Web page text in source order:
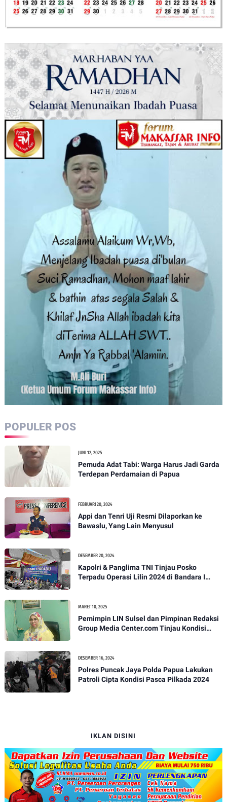
POPULER POS
JUNI 12, 2025
Pemuda Adat Tabi: Warga Harus Jadi Garda
Terdepan Perdamaian di Papua
FEBRUARI 20, 2024
Appi dan Tenri Uji Resmi Dilaporkan ke
Bawaslu, Yang Lain Menyusul
DESEMBER 20, 2024
Kapolri & Panglima TNI Tinjau Posko
Terpadu Operasi Lilin 2024 di Bandara I
MARET 10, 2025
Pemimpin LIN Sulsel dan Pimpinan Redaksi
Group Media Center.com Tinjau Kondisi
DESEMBER 16, 2024
Polres Puncak Jaya Polda Papua Lakukan
Patroli Cipta Kondisi Pasca Pilkada 2024
IKLAN DISINI